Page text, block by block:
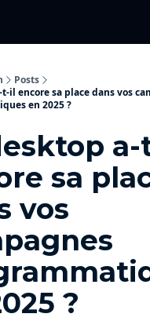
Posts
il encore sa place dans vos
en 2025 ?
sa
vos
?